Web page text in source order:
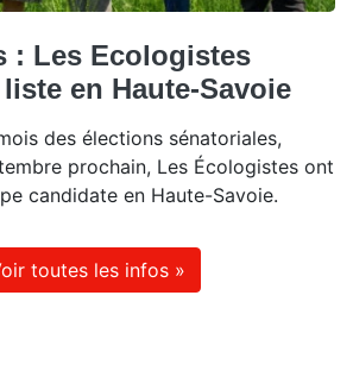
: Les Ecologistes
en Haute-Savoie
des élections sénatoriales,
prochain, Les Écologistes ont
candidate en Haute-Savoie.
toutes les infos »